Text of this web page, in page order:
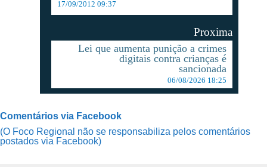
17/09/2012 09:37
Proxima
Lei que aumenta punição a crimes
digitais contra crianças é
sancionada
06/08/2026 18:25
Comentários via Facebook
(O Foco Regional não se responsabiliza pelos comentários
postados via Facebook)